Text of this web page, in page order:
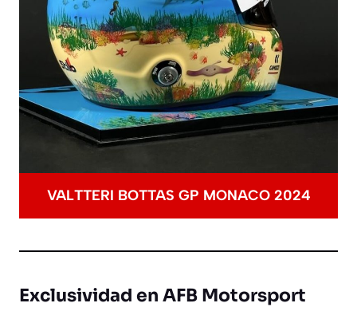
VALTTERI BOTTAS GP MONACO 2024
Exclusividad en AFB Motorsport